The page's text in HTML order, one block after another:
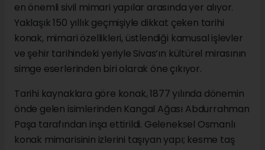
en önemli sivil mimari yapılar arasında yer alıyor.
Yaklaşık 150 yıllık geçmişiyle dikkat çeken tarihi
konak, mimari özellikleri, üstlendiği kamusal işlevler
ve şehir tarihindeki yeriyle Sivas’ın kültürel mirasının
simge eserlerinden biri olarak öne çıkıyor.
Tarihi kaynaklara göre konak, 1877 yılında dönemin
önde gelen isimlerinden Kangal Ağası Abdurrahman
Paşa tarafından inşa ettirildi. Geleneksel Osmanlı
konak mimarisinin izlerini taşıyan yapı; kesme taş